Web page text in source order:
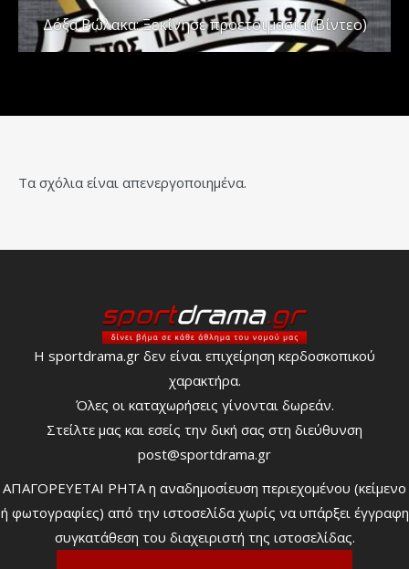
Δόξα Βώλακα: Ξεκίνησε προετοιμασία (Βίντεο)
Τα σχόλια είναι απενεργοποιημένα.
Η sportdrama.gr δεν είναι επιχείρηση κερδοσκοπικού
χαρακτήρα.
Όλες οι καταχωρήσεις γίνονται δωρεάν.
Στείλτε μας και εσείς την δική σας στη διεύθυνση
post@sportdrama.gr
ΑΠΑΓΟΡΕΥΕΤΑΙ ΡΗΤΑ η αναδημοσίευση περιεχομένου (κείμενο
ή φωτογραφίες) από την ιστοσελίδα χωρίς να υπάρξει έγγραφη
συγκατάθεση του διαχειριστή της ιστοσελίδας.